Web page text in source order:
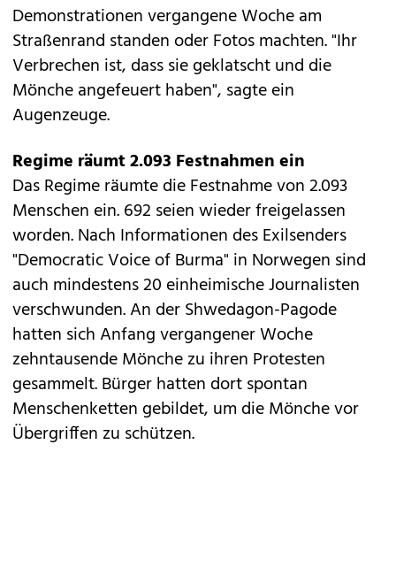
Demonstrationen vergangene Woche am
Straßenrand standen oder Fotos machten. "Ihr
Verbrechen ist, dass sie geklatscht und die
Mönche angefeuert haben", sagte ein
Augenzeuge.
Regime räumt 2.093 Festnahmen ein
Das Regime räumte die Festnahme von 2.093
Menschen ein. 692 seien wieder freigelassen
worden. Nach Informationen des Exilsenders
"Democratic Voice of Burma" in Norwegen sind
auch mindestens 20 einheimische Journalisten
verschwunden. An der Shwedagon-Pagode
hatten sich Anfang vergangener Woche
zehntausende Mönche zu ihren Protesten
gesammelt. Bürger hatten dort spontan
Menschenketten gebildet, um die Mönche vor
Übergriffen zu schützen.